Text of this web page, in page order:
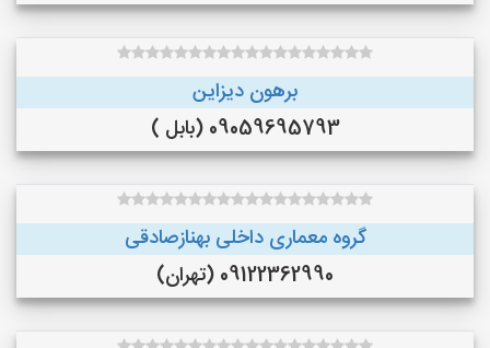
برهون دیزاین
09059695793 (بابل )
گروه معماری داخلی بهنازصادقی
09122362990 (تهران)